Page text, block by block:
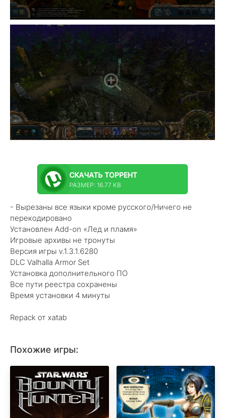
СКАЧАТЬ ТОРРЕНТ
РАЗМЕР: 16.77 KB
- Вырезаны все языки кроме русского/Ничего не
перекодировано
Установлен Add-on «Лед и пламя»
Игровые архивы не тронуты
Версия игры v.1.3.1.6280
DLC Valhalla Armor Set
Установка дополнительного ПО
Все пути реестра сохранены
Время установки 4 минуты
Repack от xatab
Похожие игры: